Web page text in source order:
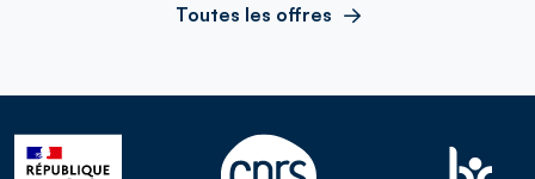
Toutes les offres